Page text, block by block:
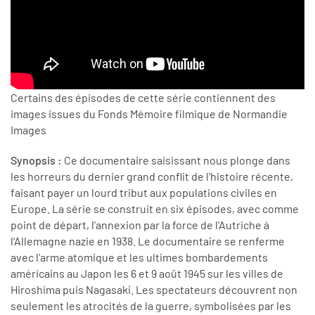
Certains des épisodes de cette série contiennent des
images issues du Fonds Mémoire filmique de Normandie
Images
Synopsis : Ce documentaire saisissant nous plonge dans
les horreurs du dernier grand conflit de l'histoire récente,
faisant payer un lourd tribut aux populations civiles en
Europe. La série se construit en six épisodes, avec comme
point de départ, l'annexion par la force de l'Autriche à
l'Allemagne nazie en 1938. Le documentaire se renferme
avec l'arme atomique et les ultimes bombardements
américains au Japon les 6 et 9 août 1945 sur les villes de
Hiroshima puis Nagasaki. Les spectateurs découvrent non
seulement les atrocités de la guerre, symbolisées par les